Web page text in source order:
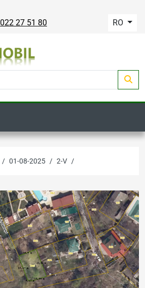
022 27 51 80 RO
01-08-2025 2-V
Next